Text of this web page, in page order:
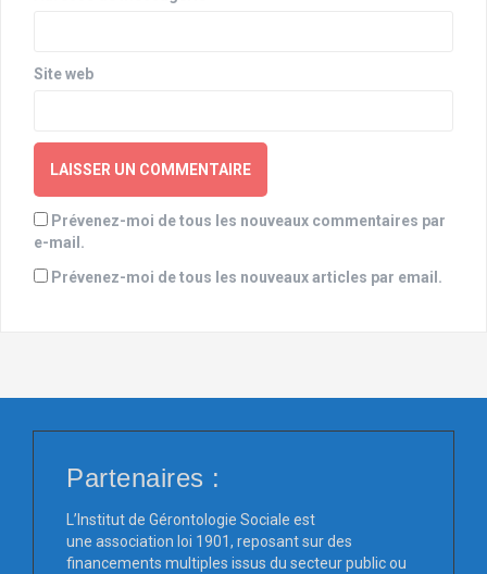
l
Site web
Prévenez-moi de tous les nouveaux commentaires par
e-mail.
Prévenez-moi de tous les nouveaux articles par email.
Partenaires :
L’Institut de Gérontologie Sociale est
une association loi 1901, reposant sur des
financements multiples issus du secteur public ou